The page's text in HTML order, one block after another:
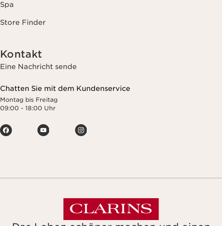
Spa
Store Finder
Kontakt
Eine Nachricht sende
Chatten Sie mit dem Kundenservice
Montag bis Freitag
09:00 - 18:00 Uhr